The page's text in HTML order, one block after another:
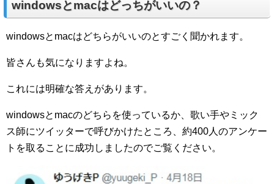
windowsとmacはどっちがいいの？
windowsとmacはどちらがいいのとすごく聞かれます。
皆さんも気になりますよね。
これには明確な答えがあります。
windowsとmacのどちらを使っているか、歌い手やミック
ス師にツイッターで呼びかけたところ、約400人のアンケー
トを取ることに成功しましたのでご覧ください。